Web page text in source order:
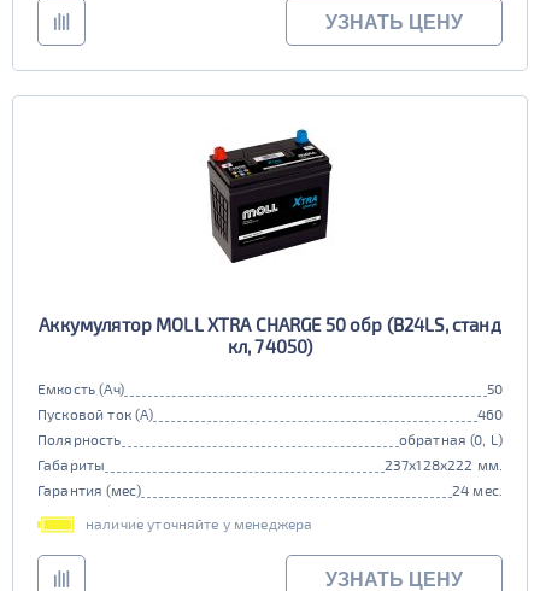
УЗНАТЬ ЦЕНУ
Аккумулятор MOLL XTRA CHARGE 50 обр (B24LS, станд
кл, 74050)
Емкость (Ач)
50
Пусковой ток (А)
460
Полярность
обратная (0, L)
Габариты
237x128x222 мм.
Гарантия (мес)
24 мес.
наличие уточняйте у менеджера
УЗНАТЬ ЦЕНУ